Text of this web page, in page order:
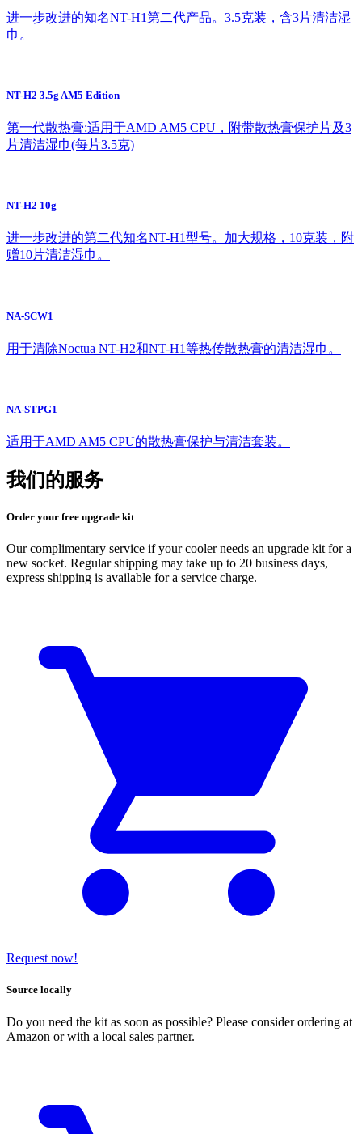
进一步改进的知名NT-H1第二代产品。3.5克装，含3片清洁湿
巾。
NT-H2 3.5g AM5 Edition
第一代散热膏:适用于AMD AM5 CPU，附带散热膏保护片及3
片清洁湿巾(每片3.5克)
NT-H2 10g
进一步改进的第二代知名NT-H1型号。加大规格，10克装，附
赠10片清洁湿巾。
NA-SCW1
用于清除Noctua NT-H2和NT-H1等热传散热膏的清洁湿巾。
NA-STPG1
适用于AMD AM5 CPU的散热膏保护与清洁套装。
我们的服务
Order your free upgrade kit
Our complimentary service if your cooler needs an upgrade kit for a
new socket. Regular shipping may take up to 20 business days,
express shipping is available for a service charge.
Request now!
Source locally
Do you need the kit as soon as possible? Please consider ordering at
Amazon or with a local sales partner.